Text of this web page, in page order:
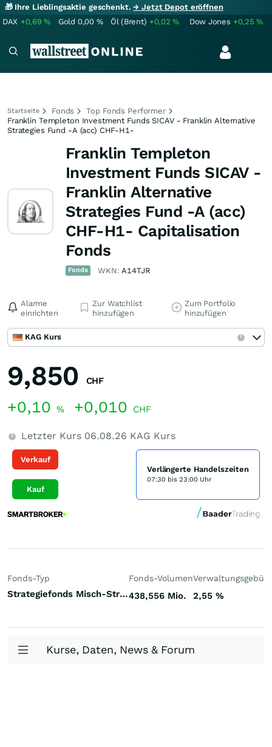
🎁 Ihre Lieblingsaktie geschenkt.→ Jetzt Depot eröffnen
DAX +0,69% Gold 0,00 % Öl (Brent) +0,02% Dow Jones +0,25%
Startseite Fonds
Top Fonds Performer
Franklin Templeton Investment Funds SICAV - Franklin Alternative
Strategies Fund -A (acc) CHF-H1-
Franklin Templeton
Investment Funds SICAV -
Franklin Alternative
Strategies Fund -A (acc)
CHF-H1- Capitalisation
Fonds
Fonds WKN:A14TJR
Alarme
einrichten
Zur Watchlist
hinzufügen
Zum Portfolio
hinzufügen
KAG Kurs
9,850 CHF
+0,10 % +0,010 CHF
Letzter Kurs 06.08.26 KAG Kurs
Verkauf
Kauf
Verlängerte Handelszeiten
07:30 bis 23:00 Uhr
Fonds-Typ
Strategiefonds Misch-Strategie dynamisch Welt
Fonds-Volumen
438,556 Mio. 2,55 %
Kurse, Daten, News & Forum